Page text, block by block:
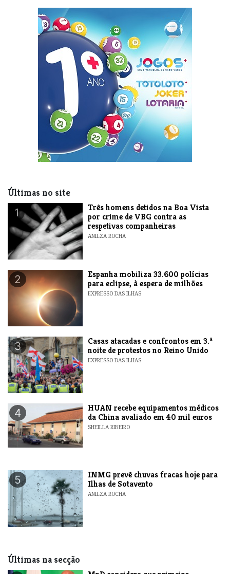
Últimas no site
1
Três homens detidos na Boa Vista
por crime de VBG contra as
respetivas companheiras
ANILZA ROCHA
2
Espanha mobiliza 33.600 polícias
para eclipse, à espera de milhões
EXPRESSO DAS ILHAS
3
Casas atacadas e confrontos em 3.ª
noite de protestos no Reino Unido
EXPRESSO DAS ILHAS
4
HUAN recebe equipamentos médicos
da China avaliado em 40 mil euros
SHEILLA RIBEIRO
5
INMG prevê chuvas fracas hoje para
Ilhas de Sotavento
ANILZA ROCHA
Últimas na secção